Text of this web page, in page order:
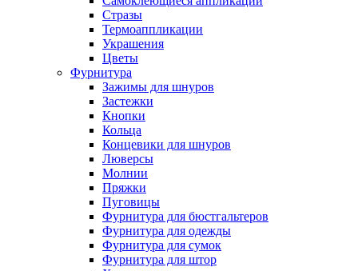
Стразы
Термоаппликации
Украшения
Цветы
Фурнитура
Зажимы для шнуров
Застежки
Кнопки
Кольца
Концевики для шнуров
Люверсы
Молнии
Пряжки
Пуговицы
Фурнитура для бюстгальтеров
Фурнитура для одежды
Фурнитура для сумок
Фурнитура для штор